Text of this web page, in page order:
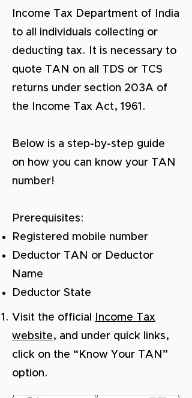
Income Tax Department of India
to all individuals collecting or
deducting tax. It is necessary to
quote TAN on all TDS or TCS
returns under section 203A of
the Income Tax Act, 1961.
Below is a step-by-step guide
on how you can know your TAN
number!
Prerequisites:
Registered mobile number
Deductor TAN or Deductor
Name
Deductor State
Visit the official
Income Tax
website, and under quick links,
click on the “Know Your TAN”
option.